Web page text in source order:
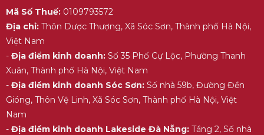
Mã Số Thuế:0109793572
Địa chỉ:Thôn Dược Thượng, Xã Sóc Sơn, Thành phố Hà Nội,
Việt Nam
- Địa điểm kinh doanh:Số 35 Phố Cự Lộc, Phường Thanh
Xuân, Thành phố Hà Nội, Việt Nam
- Địa điểm kinh doanh Sóc Sơn:Số nhà 59b, Đường Đền
Gióng, Thôn Vệ Linh, Xã Sóc Sơn, Thành phố Hà Nội, Việt
Nam
- Địa điểm kinh doanh Lakeside Đà Nẵng:Tầng 2, Số nhà